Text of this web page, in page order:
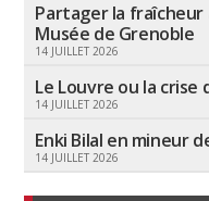
Partager la
Musée de Grenoble
14 JUILLET 2026
Le Louvre ou la crise
14 JUILLET 2026
Enki Bilal en mineur
14 JUILLET 2026